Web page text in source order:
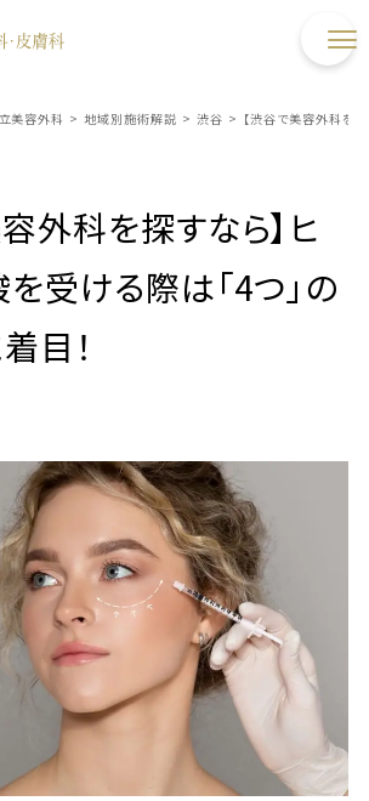
美容外科 > 地域別施術解説 > 渋谷 > 【渋谷で美容外科を
外科を探すなら】ヒ
受ける際は「4つ」の
目！